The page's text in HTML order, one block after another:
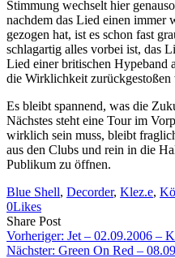
Stimmung wechselt hier
nachdem das Lied einen immer
gezogen hat, ist es schon fast
schlagartig alles vorbei ist, das
Lied einer britischen Hypeband
die Wirklichkeit zurückgestoßen
Es bleibt spannend, was die
Nächstes steht eine Tour im
wirklich sein muss, bleibt
aus den Clubs und rein in die
Publikum zu öffnen.
Blue Shell, Decorder, Klez.e,
0Likes
Share PostShare
on
Facebook
Copy
URL
to
Send
Link
via
Vorheriger: Jet – 02.09.2006 –
Nächster: Green On Red –